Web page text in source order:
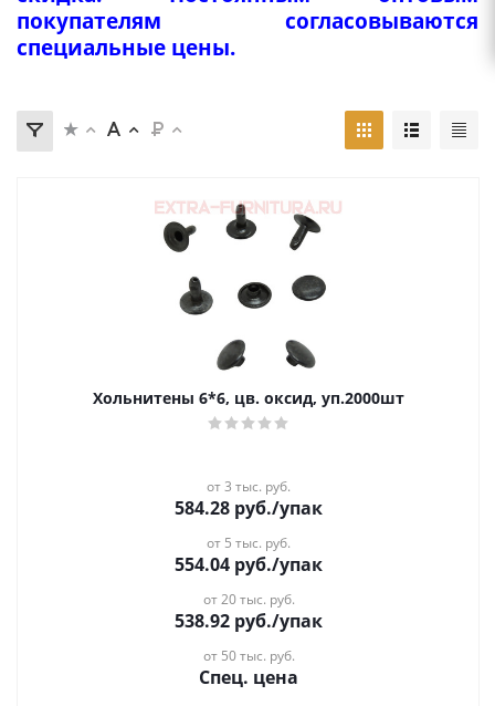
покупателям согласовываются
специальные цены.
Хольнитены 6*6, цв. оксид, уп.2000шт
от 3 тыс. руб.
584.28 руб./упак
от 5 тыс. руб.
554.04 руб./упак
от 20 тыс. руб.
538.92 руб./упак
от 50 тыс. руб.
Спец. цена